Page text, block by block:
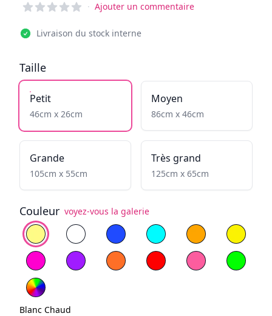
Reviews
· Ajouter un commentaire
Livraison du stock interne
Taille
Petit
46cm x 26cm
Moyen
86cm x 46cm
Grande
105cm x 55cm
Très grand
125cm x 65cm
Couleur voyez-vous la galerie
Choisissez la couleur
Blanc ChaudBlanc FroidBleu Cyan Jaune
Yellow
Magenta
Violet Orange Rouge Rose clair Vert
Blanc Chaud